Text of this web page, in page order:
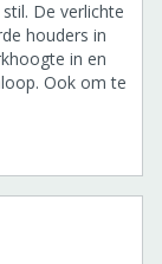
De verlichte
houders in
in en
Ook om te